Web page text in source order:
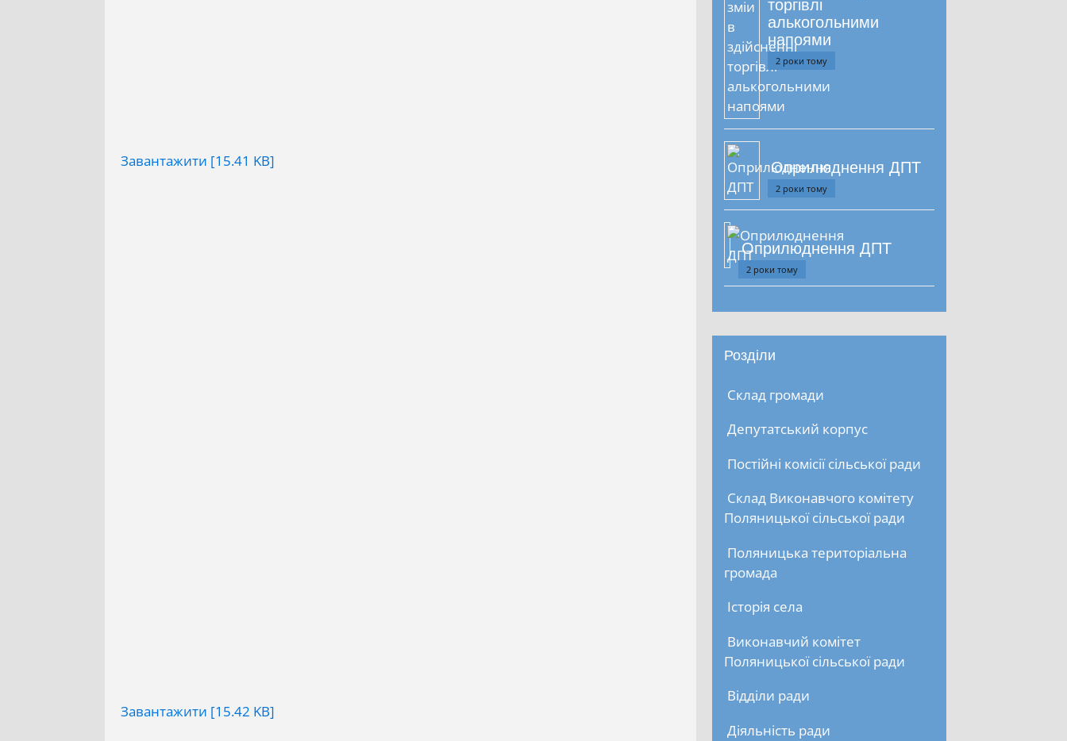
Завантажити [15.41 KB]
Завантажити [15.42 KB]
торгівлі
алькогольними
напоями
2 роки тому
Оприлюднення ДПТ
2 роки тому
Оприлюднення ДПТ
2 роки тому
Розділи
Склад громади
Депутатський корпус
Постійні комісії сільської ради
Склад Виконавчого комітету
Поляницької сільської ради
Поляницька територіальна
громада
Історія села
Виконавчий комітет
Поляницької сільської ради
Відділи ради
Діяльність ради